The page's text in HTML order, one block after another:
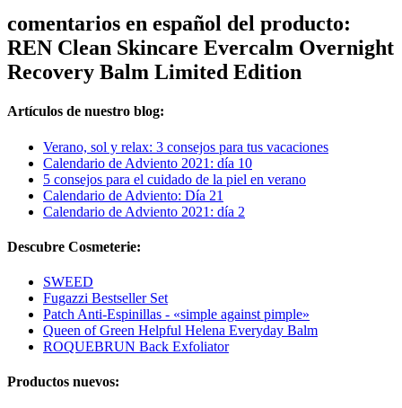
comentarios en español del producto:
REN Clean Skincare Evercalm Overnight
Recovery Balm Limited Edition
Artículos de nuestro blog:
Verano, sol y relax: 3 consejos para tus vacaciones
Calendario de Adviento 2021: día 10
5 consejos para el cuidado de la piel en verano
Calendario de Adviento: Día 21
Calendario de Adviento 2021: día 2
Descubre Cosmeterie:
SWEED
Fugazzi Bestseller Set
Patch Anti-Espinillas - «simple against pimple»
Queen of Green Helpful Helena Everyday Balm
ROQUEBRUN Back Exfoliator
Productos nuevos: